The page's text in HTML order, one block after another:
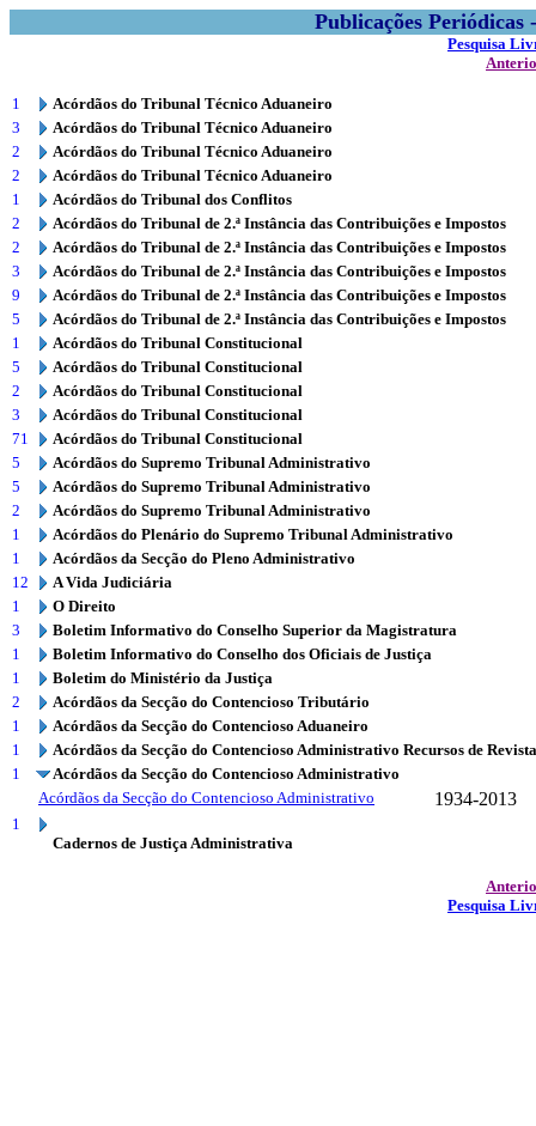
Publicações
Pesquisa
1
Acórdãos do Tribunal Técnico Aduaneiro
3
Acórdãos do Tribunal Técnico Aduaneiro
2
Acórdãos do Tribunal Técnico Aduaneiro
2
Acórdãos do Tribunal Técnico Aduaneiro
1
Acórdãos do Tribunal dos Conflitos
2
Acórdãos do Tribunal de 2.ª Instância das Contribuições e Impostos
2
Acórdãos do Tribunal de 2.ª Instância das Contribuições e Impostos
3
Acórdãos do Tribunal de 2.ª Instância das Contribuições e Impostos
9
Acórdãos do Tribunal de 2.ª Instância das Contribuições e Impostos
5
Acórdãos do Tribunal de 2.ª Instância das Contribuições e Impostos
1
Acórdãos do Tribunal Constitucional
5
Acórdãos do Tribunal Constitucional
2
Acórdãos do Tribunal Constitucional
3
Acórdãos do Tribunal Constitucional
71
Acórdãos do Tribunal Constitucional
5
Acórdãos do Supremo Tribunal Administrativo
5
Acórdãos do Supremo Tribunal Administrativo
2
Acórdãos do Supremo Tribunal Administrativo
1
Acórdãos do Plenário do Supremo Tribunal Administrativo
1
Acórdãos da Secção do Pleno Administrativo
12
A Vida Judiciária
1
O Direito
3
Boletim Informativo do Conselho Superior da Magistratura
1
Boletim Informativo do Conselho dos Oficiais de Justiça
1
Boletim do Ministério da Justiça
2
Acórdãos da Secção do Contencioso Tributário
1
Acórdãos da Secção do Contencioso Aduaneiro
1
Acórdãos da Secção do Contencioso Administrativo Recursos de Revista
1
Acórdãos da Secção do Contencioso Administrativo
Acórdãos da Secção do Contencioso Administrativo
1934-2013
1
Cadernos de Justiça Administrativa
Pesquisa